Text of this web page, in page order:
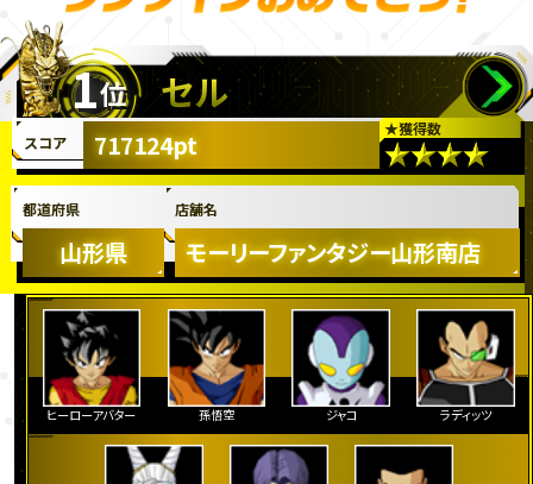
1位 セル
★獲得数
スコア 717124pt
都道府県
山形県
店舗名
モーリーファンタジー山形南店
ヒーローアバター 孫悟空 ジャコ ラディッツ